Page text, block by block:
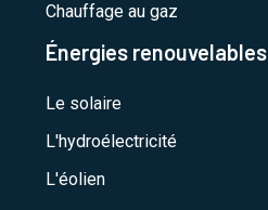
Chauffage au gaz
Énergies renouvelables
Le solaire
L'hydroélectricité
L'éolien